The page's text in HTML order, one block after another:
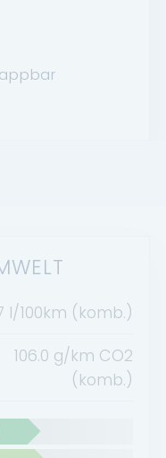
l/100km (komb.)
106.0 g/km CO2
(komb.)